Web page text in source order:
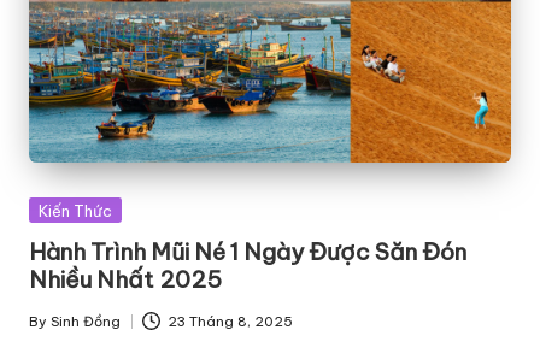
Posted
Kiến Thức
Hành Trình Mũi Né 1 Ngày Được Săn Đón
Nhiều Nhất 2025
Posted
By Sinh Đồng 23 Tháng 8, 2025